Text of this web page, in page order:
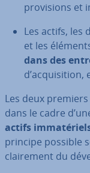
pro­vi­sions et
Les actifs, les
et les
dans des
Les deux
dans le cadre
actifs
principe possible
clai­re­ment du